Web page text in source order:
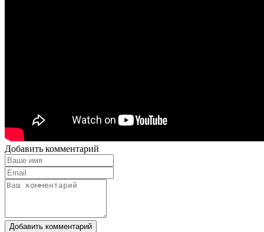
Добавить комментарий
Добавить комментарий